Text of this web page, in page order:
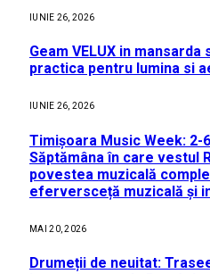
IUNIE 26, 2026
Geam VELUX in
practica pentru lumina si
IUNIE 26, 2026
Timișoara Music Week: 2-
Săptămâna în care vestul
povestea muzicală
eferversceță muzicală și
MAI 20, 2026
Drumeții de neuitat: